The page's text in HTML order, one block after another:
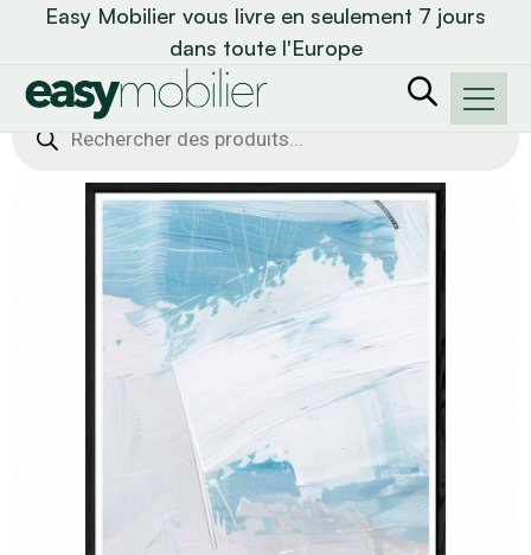
Easy Mobilier vous livre en seulement 7 jours
dans toute l'Europe
Recherche
de